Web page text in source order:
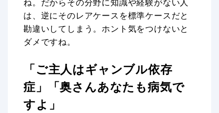
は、逆にそのレアケースを標準ケースだと
勘違いしてしまう。ホント気をつけないと
ダメですね。
「ご主人はギャンブル依存
症」「奥さんあなたも病気で
すよ」